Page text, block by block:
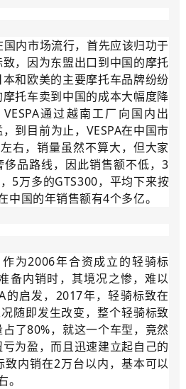
内市场流行，首先应该归功于
致，因为东盟出口到中国的摩托
和欧美的主要摩托车品牌纷纷
托车卖到中国的成本大幅度降
通过越南工厂向国内出
到目前为止，VESPA在中国市
右，销量虽然不算大，但大家
侈品路线，因此销售额不低，3
5万多的GTS300，平均下来按
中国的年销售额有4个多亿。
为2006年合资成立的轻骑标
备内销时，其境况之惨，难以
的启发，2017年，轻骑标致在
随即发生改变，整个轻骑标致
了80%，就这一个车型，竟然
为盈，而且迅速建立起自己的
内销在2万台以内，基本可以